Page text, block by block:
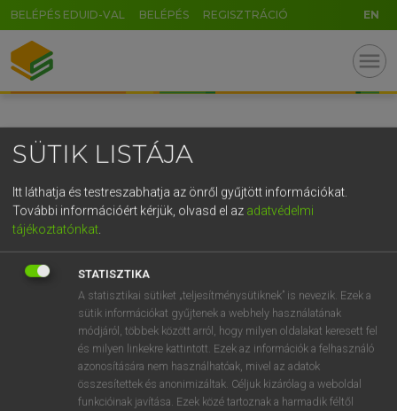
BELÉPÉS EDUID-VAL BELÉPÉS REGISZTRÁCIÓ EN
menu
SÜTIK LISTÁJA
Itt láthatja és testreszabhatja az önről gyűjtött információkat.
További információért kérjük, olvasd el az adatvédelmi
tájékoztatónkat
STATISZTIKA
A statisztikai sütiket „teljesítménysütiknek” is nevezik. Ezek a
sütik információkat gyűjtenek a webhely használatának
módjáról, többek között arról, hogy milyen oldalakat keresett fel
és milyen linkekre kattintott. Ezek az információk a felhasználó
azonosítására nem használhatóak, mivel az adatok
összesítettek és anonimizáltak. Céljuk kizárólag a weboldal
funkcióinak javítása. Ezek közé tartoznak a harmadik féltől
GR
5
g h k l
v b n m , . - AltGr